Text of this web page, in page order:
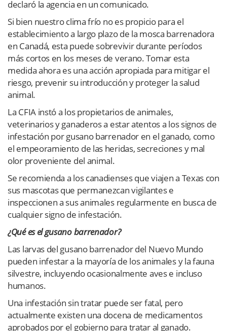
declaró la agencia en un comunicado.
Si bien nuestro clima frío no es propicio para el
establecimiento a largo plazo de la mosca barrenadora
en Canadá, esta puede sobrevivir durante períodos
más cortos en los meses de verano. Tomar esta
medida ahora es una acción apropiada para mitigar el
riesgo, prevenir su introducción y proteger la salud
animal.
La CFIA instó a los propietarios de animales,
veterinarios y ganaderos a estar atentos a los signos de
infestación por gusano barrenador en el ganado, como
el empeoramiento de las heridas, secreciones y mal
olor proveniente del animal.
Se recomienda a los canadienses que viajen a Texas con
sus mascotas que permanezcan vigilantes e
inspeccionen a sus animales regularmente en busca de
cualquier signo de infestación.
¿Qué es el gusano barrenador?
Las larvas del gusano barrenador del Nuevo Mundo
pueden infestar a la mayoría de los animales y la fauna
silvestre, incluyendo ocasionalmente aves e incluso
humanos.
Una infestación sin tratar puede ser fatal, pero
actualmente existen una docena de medicamentos
aprobados por el gobierno para tratar al ganado.